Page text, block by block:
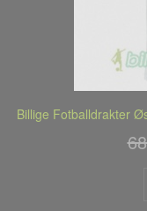
Billige Fotballdrakter